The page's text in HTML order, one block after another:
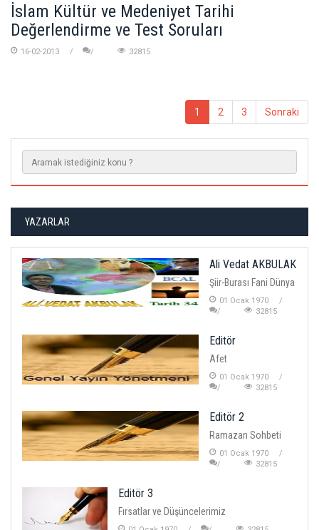
İslam Kültür ve Medeniyet Tarihi
Değerlendirme ve Test Soruları
16-02-2013 32815
1 2 3 Sonraki
YAZARLAR
Ali Vedat AKBULAK
Şiir-Burası Fani Dünya
01 Ocak 1970
32815
Editör
Afet
01 Ocak 1970
32815
Editör 2
Ramazan Sohbeti
01 Ocak 1970
32815
Editör 3
Fırsatlar ve Düşüncelerimiz